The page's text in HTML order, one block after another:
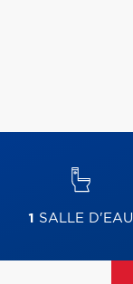
1 SALLE D'EAU